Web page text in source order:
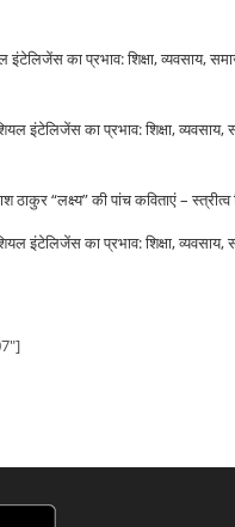
इंटेलिजेंस का प्रभाव: शिक्षा, व्यवसाय,
इंटेलिजेंस का प्रभाव: शिक्षा,
ठाकुर “लक्ष्य” की पांच कविताएं – स्त्रीत्व
इंटेलिजेंस का प्रभाव: शिक्षा,